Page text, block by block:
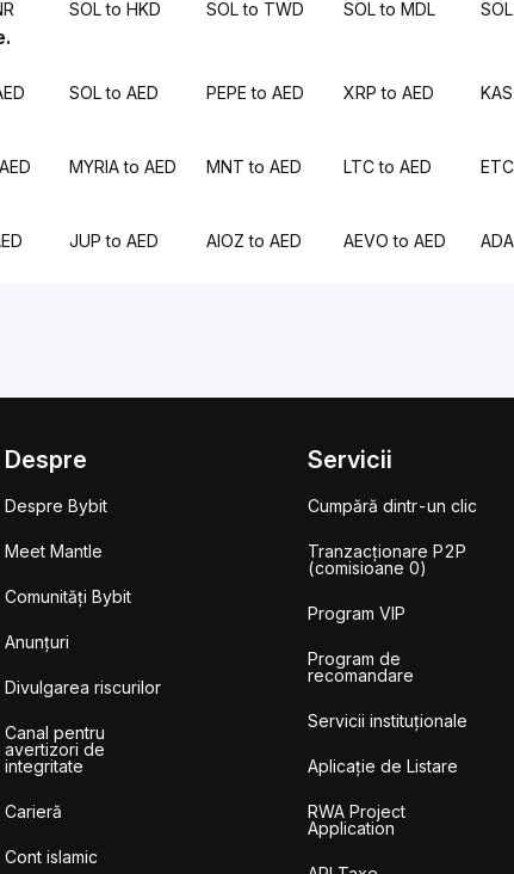
SOL to HKD SOL to TWD SOL to MDL
SOL to AED PEPE to AED XRP to AED
MYRIA to AED MNT to AED LTC to AED
JUP to AED AIOZ to AED AEVO to AED
Despre
Despre Bybit
Meet Mantle
Comunități Bybit
Anunțuri
Divulgarea riscurilor
Canal pentru
avertizori de
integritate
Carieră
Cont islamic
Servicii
Cumpără dintr-un clic
Tranzacționare P2P
(comisioane 0)
Program VIP
Program de
recomandare
Servicii instituționale
Aplicație de Listare
RWA Project
Application